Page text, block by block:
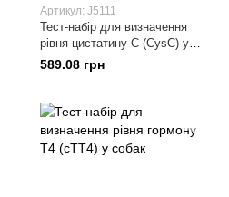
Артикул: J5111
Тест-набір для визначення
рівня цистатину C (CysC) у
собак і котів
589.08 грн